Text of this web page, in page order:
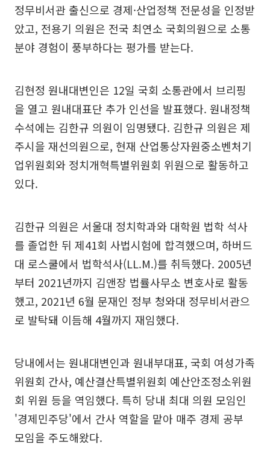
정무비서관 출신으로 경제·산업정책 전문성을 인정받
았고, 전용기 의원은 전국 최연소 국회의원으로 소통
분야 경험이 풍부하다는 평가를 받는다.
김현정 원내대변인은 12일 국회 소통관에서 브리핑
을 열고 원내대표단 추가 인선을 발표했다. 원내정책
수석에는 김한규 의원이 임명됐다. 김한규 의원은 제
주시을 재선의원으로, 현재 산업통상자원중소벤처기
업위원회와 정치개혁특별위원회 위원으로 활동하고
있다.
김한규 의원은 서울대 정치학과와 대학원 법학 석사
를 졸업한 뒤 제41회 사법시험에 합격했으며, 하버드
대 로스쿨에서 법학석사(LL.M.)를 취득했다. 2005년
부터 2021년까지 김앤장 법률사무소 변호사로 활동
했고, 2021년 6월 문재인 정부 청와대 정무비서관으
로 발탁돼 이듬해 4월까지 재임했다.
당내에서는 원내대변인과 원내부대표, 국회 여성가족
위원회 간사, 예산결산특별위원회 예산안조정소위원
회 위원 등을 역임했다. 특히 당내 최대 의원 모임인
'경제민주당'에서 간사 역할을 맡아 매주 경제 공부
모임을 주도해왔다.